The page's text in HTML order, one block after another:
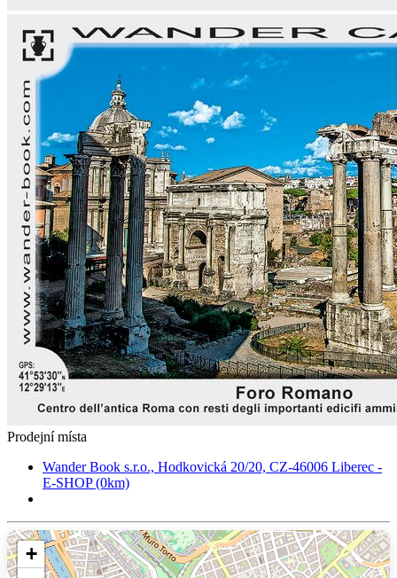
Prodejní místa
Wander Book s.r.o., Hodkovická 20/20, CZ-46006 Liberec -
E-SHOP (0km)
+